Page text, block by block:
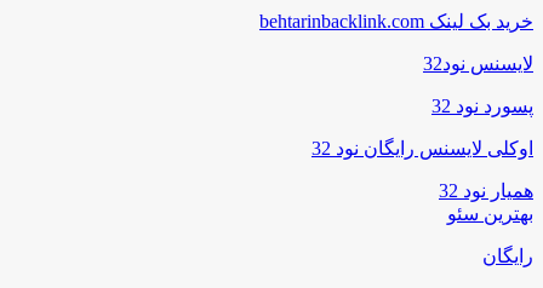
خرید بک لینک behtarinbacklink.com
لایسنس نود32
پسورد نود 32
اوکلی لایسنس رایگان نود 32
همیار نود 32
بهترین سئو
رایگان